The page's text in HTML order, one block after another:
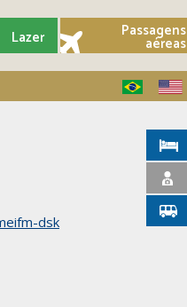
Lazer Passagens
aéreas
dsk